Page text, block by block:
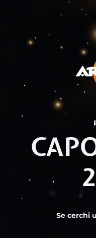
Se cerchi